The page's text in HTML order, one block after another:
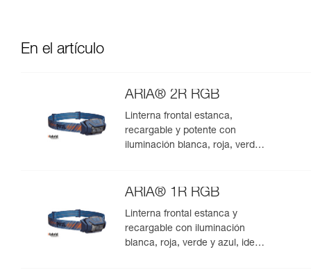
En el artículo
ARIA® 2R RGB
Linterna frontal estanca,
recargable y potente con
iluminación blanca, roja, verde y
625 lúmenes
ARIA® 1R RGB
Linterna frontal estanca y
recargable con iluminación
blanca, roja, verde y azul, ideal